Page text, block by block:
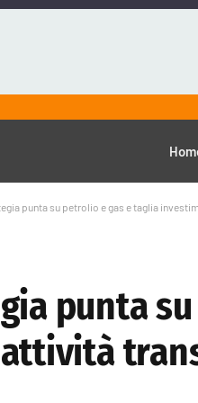
punta su petrolio e gas e taglia
punta